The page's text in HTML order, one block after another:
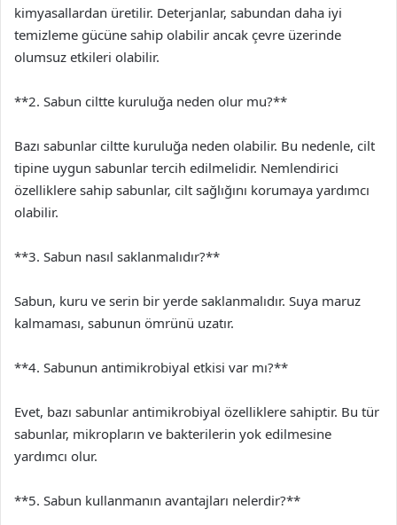
kimyasallardan üretilir. Deterjanlar, sabundan daha iyi
temizleme gücüne sahip olabilir ancak çevre üzerinde
olumsuz etkileri olabilir.
**2. Sabun ciltte kuruluğa neden olur mu?**
Bazı sabunlar ciltte kuruluğa neden olabilir. Bu nedenle, cilt
tipine uygun sabunlar tercih edilmelidir. Nemlendirici
özelliklere sahip sabunlar, cilt sağlığını korumaya yardımcı
olabilir.
**3. Sabun nasıl saklanmalıdır?**
Sabun, kuru ve serin bir yerde saklanmalıdır. Suya maruz
kalmaması, sabunun ömrünü uzatır.
**4. Sabunun antimikrobiyal etkisi var mı?**
Evet, bazı sabunlar antimikrobiyal özelliklere sahiptir. Bu tür
sabunlar, mikropların ve bakterilerin yok edilmesine
yardımcı olur.
**5. Sabun kullanmanın avantajları nelerdir?**